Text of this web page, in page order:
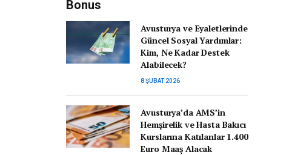
Bonus
Avusturya ve Eyaletlerinde
Güncel Sosyal Yardımlar:
Kim, Ne Kadar Destek
Alabilecek?
8 ŞUBAT 2026
Avusturya’da AMS’in
Hemşirelik ve Hasta Bakıcı
Kurslarına Katılanlar 1.400
Euro Maaş Alacak